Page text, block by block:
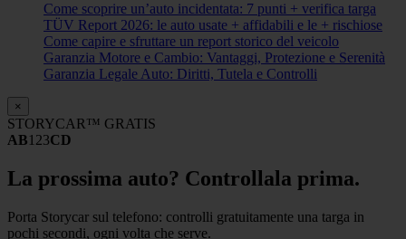
Come scoprire un’auto incidentata: 7 punti + verifica targa
TÜV Report 2026: le auto usate + affidabili e le + rischiose
Come capire e sfruttare un report storico del veicolo
Garanzia Motore e Cambio: Vantaggi, Protezione e Serenità
Garanzia Legale Auto: Diritti, Tutela e Controlli
×
STORYCAR™ GRATIS
AB123CD
La prossima auto? Controllala prima.
Porta Storycar sul telefono: controlli gratuitamente una targa in
pochi secondi, ogni volta che serve.